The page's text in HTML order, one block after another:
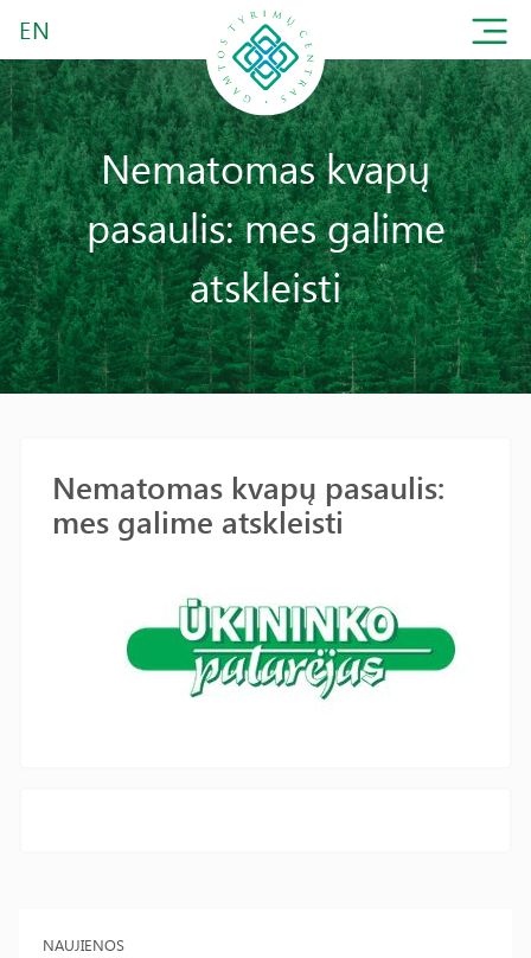
EN
Nematomas kvapų
pasaulis: mes galime
atskleisti
NAUJIENOS
Nematomas kvapų pasaulis:
mes galime atskleisti